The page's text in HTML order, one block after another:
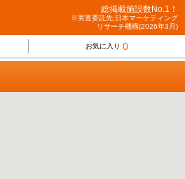
総掲載施設数No.1！
※実査委託先:日本マーケティング
リサーチ機構(2026年3月)
お気に入り 0